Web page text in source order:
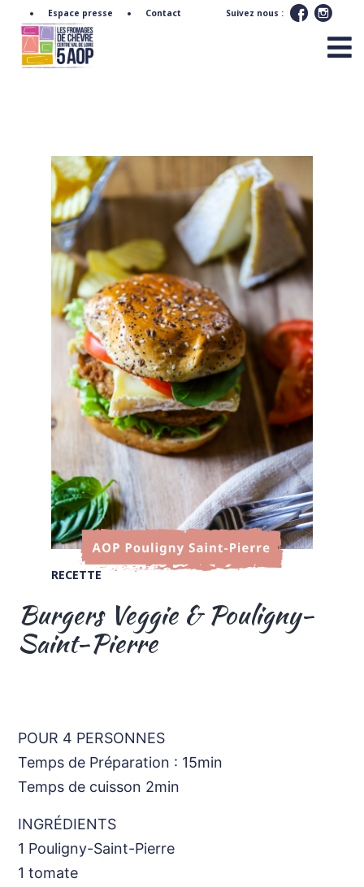
Espace presse Contact Suivez nous :
RECETTE
Burgers Veggie & Pouligny-
Saint-Pierre
POUR 4 PERSONNES
Temps de Préparation : 15min
Temps de cuisson 2min
INGRÉDIENTS
1 Pouligny-Saint-Pierre
1 tomate